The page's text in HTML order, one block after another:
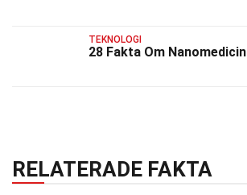
TEKNOLOGI
28 Fakta Om Nanomedicin
RELATERADE FAKTA